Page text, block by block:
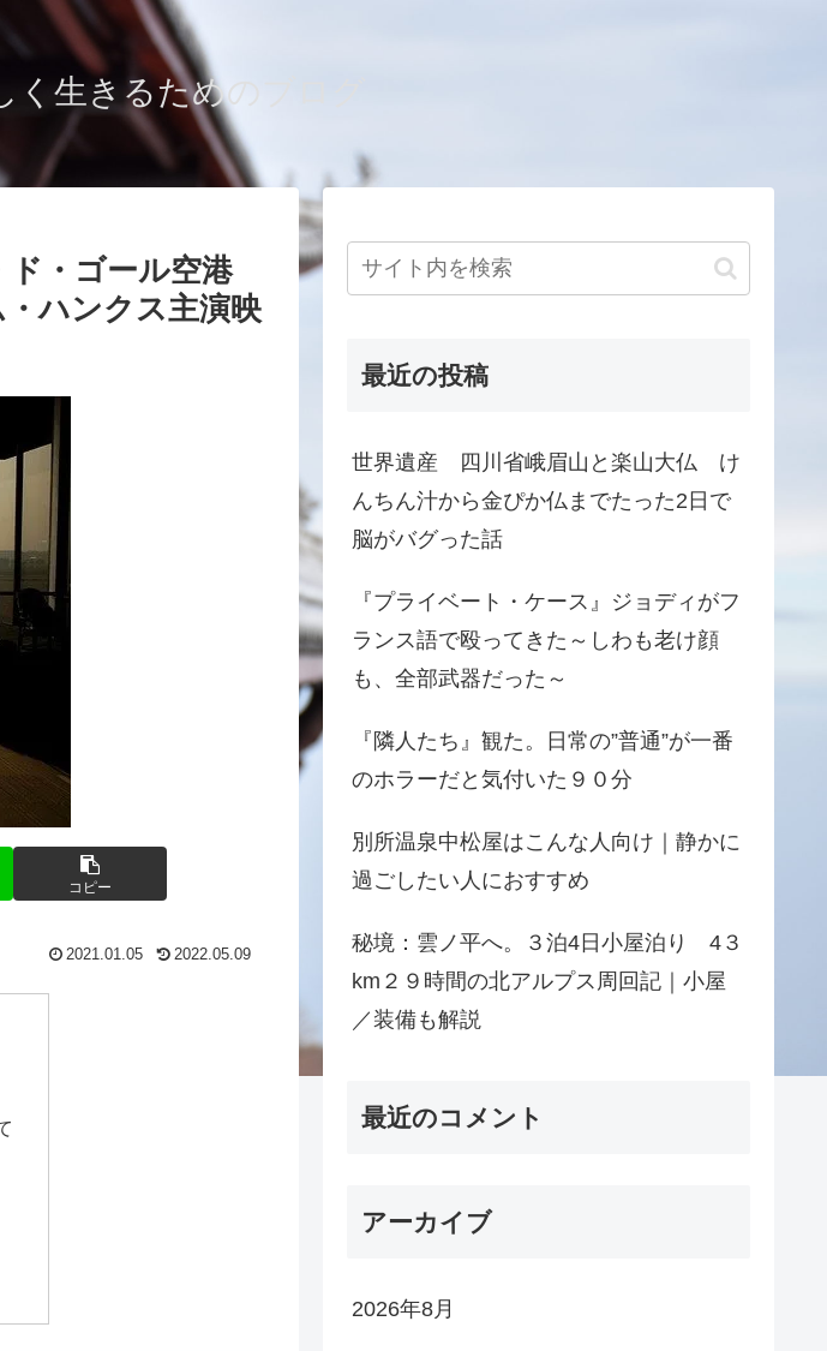
生きるためのブログ
・ゴール空港
ハンクス主演映
コピー
2021.01.05 2022.05.09
最近の投稿
世界遺産 四川省峨眉山と楽山大仏 け
んちん汁から金ぴか仏までたった2日で
脳がバグった話
『プライベート・ケース』ジョディがフ
ランス語で殴ってきた～しわも老け顔
も、全部武器だった～
『隣人たち』観た。日常の”普通”が一番
のホラーだと気付いた９０分
別所温泉中松屋はこんな人向け｜静かに
過ごしたい人におすすめ
秘境：雲ノ平へ。３泊4日小屋泊り 4３
km２９時間の北アルプス周回記｜小屋
／装備も解説
最近のコメント
アーカイブ
2026年8月